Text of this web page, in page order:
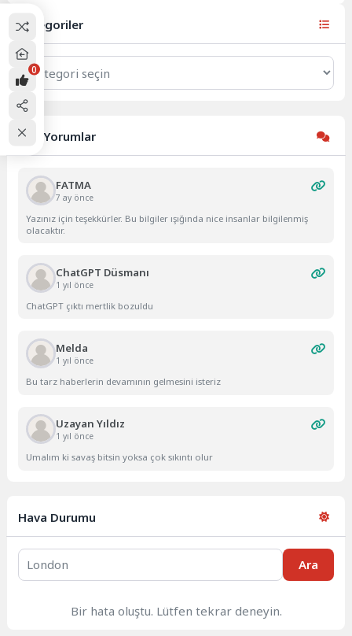
Kategoriler
Kategoriler
Son Yorumlar
FATMA
7 ay önce
Yazınız için teşekkürler. Bu bilgiler ışığında nice insanlar bilgilenmiş
olacaktır.
ChatGPT Düsmanı
1 yıl önce
ChatGPT çıktı mertlik bozuldu
Melda
1 yıl önce
Bu tarz haberlerin devamının gelmesini isteriz
Uzayan Yıldız
1 yıl önce
Umalım ki savaş bitsin yoksa çok sıkıntı olur
Hava Durumu
Ara
Bir hata oluştu. Lütfen tekrar deneyin.
0